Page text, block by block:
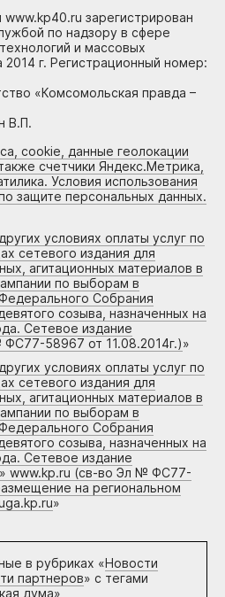
зарегистрирован
по надзору в сфере
и массовых
2014 г. Регистрационный номер:
«Комсомольская правда –
В.П.
cookie, данные геолокации
счетчики Яндекс.Метрика,
Условия использования
защите персональных данных.
условиях оплаты услуг по
сетевого издания для
агитационных материалов в
по выборам в
Собрания
созыва, назначенных на
Сетевое издание
58967 от 11.08.2014г.)»
условиях оплаты услуг по
сетевого издания для
агитационных материалов в
по выборам в
Собрания
созыва, назначенных на
Сетевое издание
www.kp.ru (св-во Эл № ФС77-
на региональном
»
в рубриках «Новости
партнеров» с тегами
дума»,